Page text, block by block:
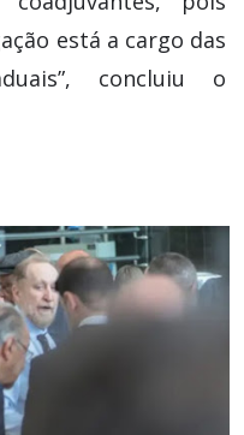
está a cargo das
concluiu o